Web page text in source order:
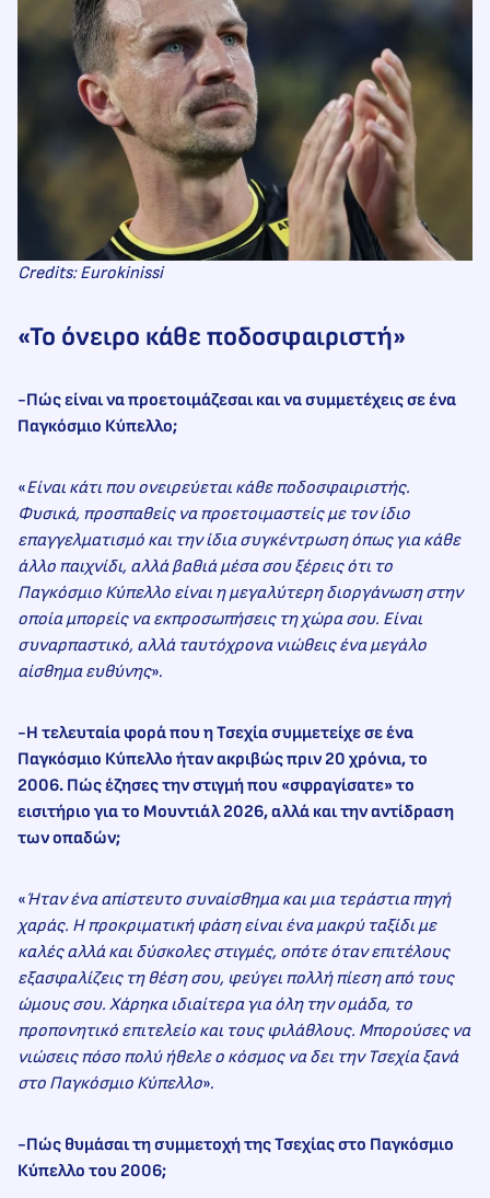
Credits: Eurokinissi
«Το όνειρο κάθε ποδοσφαιριστή»
-Πώς είναι να προετοιμάζεσαι και να συμμετέχεις σε ένα
Παγκόσμιο Κύπελλο;
«Είναι κάτι που ονειρεύεται κάθε ποδοσφαιριστής.
Φυσικά, προσπαθείς να προετοιμαστείς με τον ίδιο
επαγγελματισμό και την ίδια συγκέντρωση όπως για κάθε
άλλο παιχνίδι, αλλά βαθιά μέσα σου ξέρεις ότι το
Παγκόσμιο Κύπελλο είναι η μεγαλύτερη διοργάνωση στην
οποία μπορείς να εκπροσωπήσεις τη χώρα σου. Είναι
συναρπαστικό, αλλά ταυτόχρονα νιώθεις ένα μεγάλο
αίσθημα ευθύνης».
-Η τελευταία φορά που η Τσεχία συμμετείχε σε ένα
Παγκόσμιο Κύπελλο ήταν ακριβώς πριν 20 χρόνια, το
2006. Πώς έζησες την στιγμή που «σφραγίσατε» το
εισιτήριο για το Μουντιάλ 2026, αλλά και την αντίδραση
των οπαδών;
«Ήταν ένα απίστευτο συναίσθημα και μια τεράστια πηγή
χαράς. Η προκριματική φάση είναι ένα μακρύ ταξίδι με
καλές αλλά και δύσκολες στιγμές, οπότε όταν επιτέλους
εξασφαλίζεις τη θέση σου, φεύγει πολλή πίεση από τους
ώμους σου. Χάρηκα ιδιαίτερα για όλη την ομάδα, το
προπονητικό επιτελείο και τους φιλάθλους. Μπορούσες να
νιώσεις πόσο πολύ ήθελε ο κόσμος να δει την Τσεχία ξανά
στο Παγκόσμιο Κύπελλο».
-Πώς θυμάσαι τη συμμετοχή της Τσεχίας στο Παγκόσμιο
Κύπελλο του 2006;